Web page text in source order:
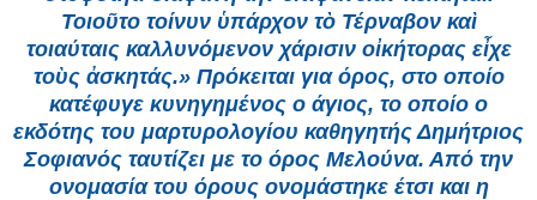
Τοιοῦτο τοίνυν ὑπάρχον τὸ Τέρναβον καὶ
τοιαύταις καλλυνόμενον χάρισιν οἰκήτορας εἶχε
τοὺς ἀσκητάς.» Πρόκειται για όρος, στο οποίο
κατέφυγε κυνηγημένος ο άγιος, το οποίο ο
εκδότης του μαρτυρολογίου καθηγητής Δημήτριος
Σοφιανός ταυτίζει με το όρος Μελούνα. Από την
ονομασία του όρους ονομάστηκε έτσι και η